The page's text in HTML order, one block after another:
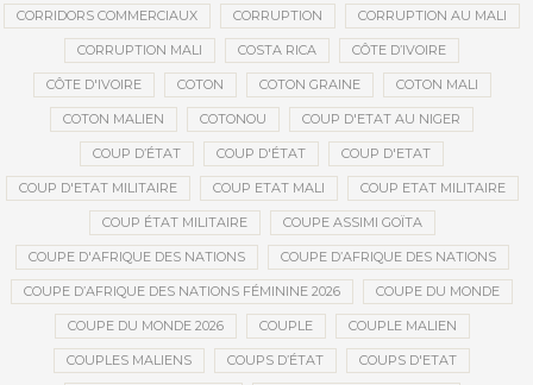
CORRIDORS COMMERCIAUX CORRUPTION CORRUPTION AU MALI
CORRUPTION MALI COSTA RICA CÔTE D’IVOIRE
CÔTE D'IVOIRE COTON COTON GRAINE COTON MALI
COTON MALIEN COTONOU COUP D'ETAT AU NIGER
COUP D’ÉTAT COUP D'ÉTAT COUP D'ETAT
COUP D'ETAT MILITAIRE COUP ETAT MALI COUP ETAT MILITAIRE
COUP ÉTAT MILITAIRE COUPE ASSIMI GOÏTA
COUPE D'AFRIQUE DES NATIONS COUPE D’AFRIQUE DES NATIONS
COUPE D’AFRIQUE DES NATIONS FÉMININE 2026 COUPE DU MONDE
COUPE DU MONDE 2026 COUPLE COUPLE MALIEN
COUPLES MALIENS COUPS D’ÉTAT COUPS D'ETAT